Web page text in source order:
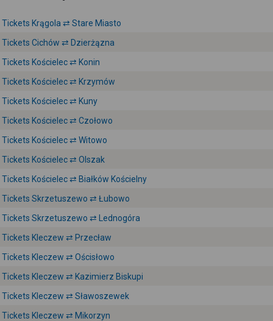
Tickets Krągola ⇄ Stare Miasto
Tickets Cichów ⇄ Dzierżązna
Tickets Kościelec ⇄ Konin
Tickets Kościelec ⇄ Krzymów
Tickets Kościelec ⇄ Kuny
Tickets Kościelec ⇄ Czołowo
Tickets Kościelec ⇄ Witowo
Tickets Kościelec ⇄ Olszak
Tickets Kościelec ⇄ Białków Kościelny
Tickets Skrzetuszewo ⇄ Łubowo
Tickets Skrzetuszewo ⇄ Lednogóra
Tickets Kleczew ⇄ Przecław
Tickets Kleczew ⇄ Ościsłowo
Tickets Kleczew ⇄ Kazimierz Biskupi
Tickets Kleczew ⇄ Sławoszewek
Tickets Kleczew ⇄ Mikorzyn